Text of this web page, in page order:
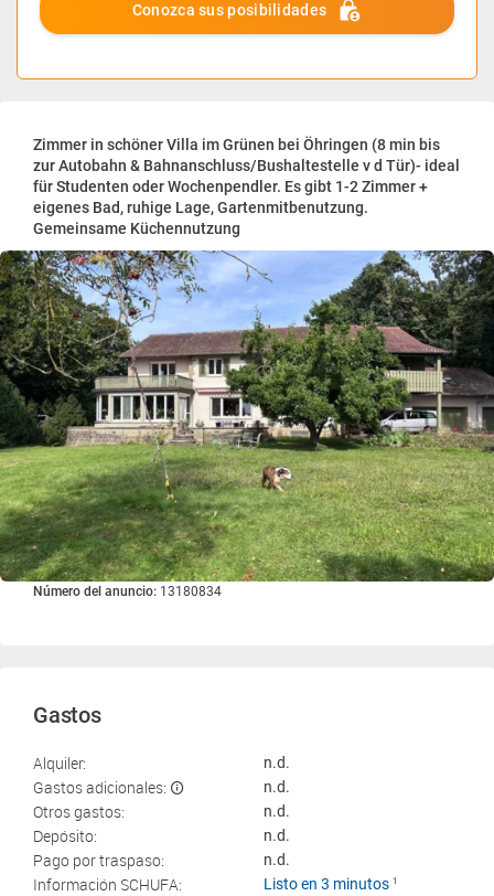
Conozca sus posibilidades
Zimmer in schöner Villa im Grünen bei Öhringen (8 min bis
zur Autobahn & Bahnanschluss/Bushaltestelle v d Tür)- ideal
für Studenten oder Wochenpendler. Es gibt 1-2 Zimmer +
eigenes Bad, ruhige Lage, Gartenmitbenutzung.
Gemeinsame Küchennutzung
Número del anuncio: 13180834
Gastos
Alquiler: n.d.
Gastos adicionales: n.d.
Otros gastos: n.d.
Depósito: n.d.
Pago por traspaso: n.d.
Información SCHUFA: Listo en 3 minutos 1